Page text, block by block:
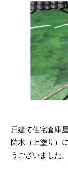
戸建て住宅倉庫
防水（上塗り）
うございました。